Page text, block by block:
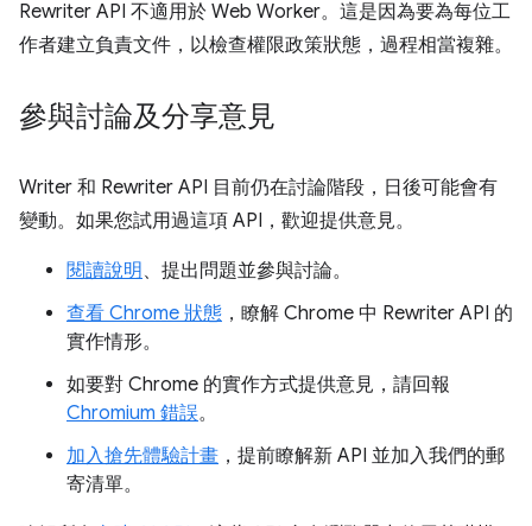
Rewriter API 不適用於 Web Worker。這是因為要為每位工
作者建立負責文件，以檢查權限政策狀態，過程相當複雜。
參與討論及分享意見
Writer 和 Rewriter API 目前仍在討論階段，日後可能會有
變動。如果您試用過這項 API，歡迎提供意見。
閱讀說明 、提出問題並參與討論。
查看 Chrome 狀態 ，瞭解 Chrome 中 Rewriter API 的
實作情形。
如要對 Chrome 的實作方式提供意見，請回報
Chromium 錯誤。
加入搶先體驗計畫 ，提前瞭解新 API 並加入我們的郵
寄清單。